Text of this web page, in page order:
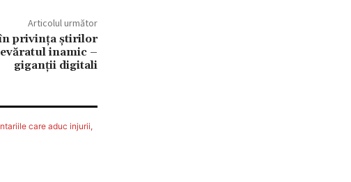
Articolul următor
privința știrilor
inamic –
giganții digitali
care aduc injurii,